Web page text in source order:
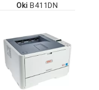
Oki B411DN